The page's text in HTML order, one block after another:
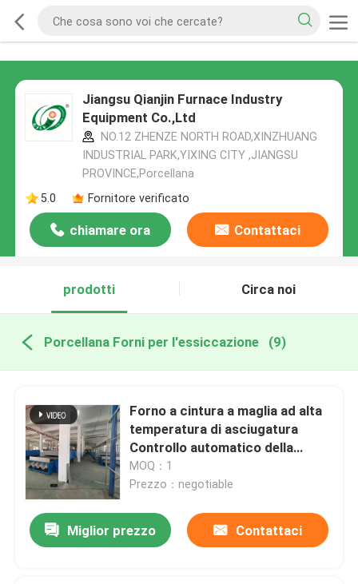
Jiangsu Qianjin Furnace Industry
Equipment Co.,Ltd
NO.12 ZHENZE NORTH ROAD,XINZHUANG
INDUSTRIAL PARK,YIXING CITY ,JIANGSU
PROVINCE,Porcellana
5.0
Fornitore verificato
chiamare ora Contattaci
prodotti Circa noi
Porcellana Forni per l'essiccazione (9)
Forno a cintura a maglia ad alta
temperatura di asciugatura
Controllo automatico della
temperatura per il trattamento
termico continuo
MOQ：1
Prezzo：negotiable
Miglior prezzo Contattaci